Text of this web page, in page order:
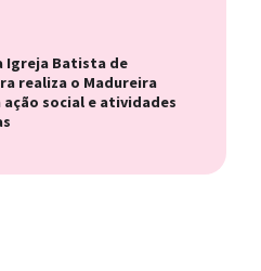
Igreja Batista de
realiza o Madureira
ação social e atividades